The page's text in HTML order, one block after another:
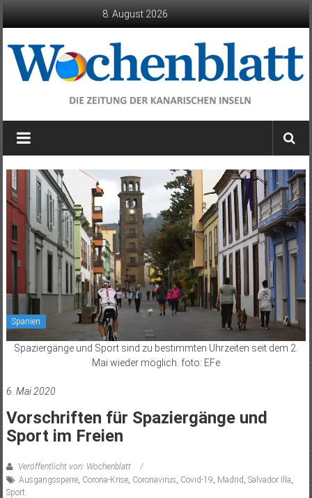
8. August 2026
Wochenblatt
die
der
Kanarischen
Inseln
Spanien
Spaziergänge und Sport sind zu bestimmten Uhrzeiten seit dem 2.
Mai wieder möglich. foto: EFe
6. Mai 2020
Vorschriften für Spaziergänge und
Sport im Freien
Veröffentlicht von: Wochenblatt
Ausgangssperre, Corona-Krise, Coronavirus Covid-19 Madrid Salvador Illa
Sport